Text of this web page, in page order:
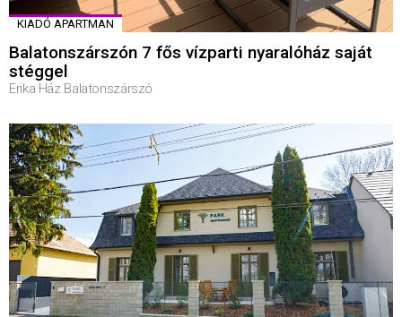
KIADÓ APARTMAN
Balatonszárszón 7 fős vízparti nyaralóház saját
stéggel
Erika Ház Balatonszárszó